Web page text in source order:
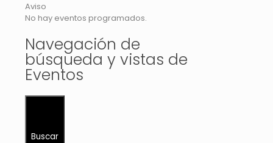
Aviso
No hay eventos programados.
Navegación de
búsqueda y vistas de
Eventos
Buscar